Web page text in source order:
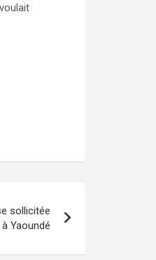
sollicitée
Yaoundé